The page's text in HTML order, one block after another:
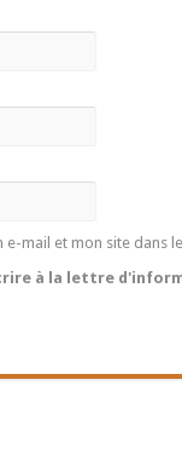
e-mail et mon site dans
à la lettre